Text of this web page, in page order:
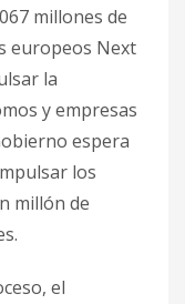
millones de
europeos Next
la
y empresas
espera
los
millón de
el